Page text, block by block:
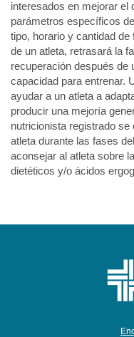
interesados en mejorar el
parámetros específicos
tipo, horario y cantidad
de un atleta, retrasará la
recuperación después de
capacidad para entrenar.
ayudar a un atleta a
producir una mejoría
nutricionista registrado
atleta durante las fases
aconsejar al atleta sobre
dietéticos y/o ácidos